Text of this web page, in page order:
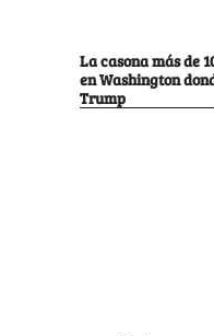
La casona más de
en Washington
Trump